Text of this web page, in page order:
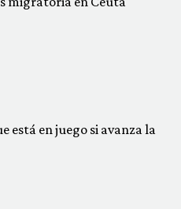
está en juego si avanza la